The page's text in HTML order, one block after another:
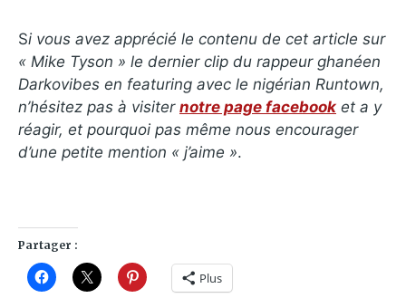
Si vous avez apprécié le contenu de cet article sur
« Mike Tyson » le dernier clip du rappeur ghanéen
Darkovibes en featuring avec le nigérian Runtown,
n’hésitez pas à visiter notre page facebook et a y
réagir, et pourquoi pas même nous encourager
d’une petite mention « j’aime ».
Partager :
Plus